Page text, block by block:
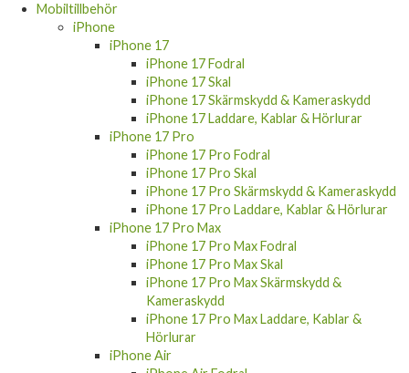
Mobiltillbehör
iPhone
iPhone 17
iPhone 17 Fodral
iPhone 17 Skal
iPhone 17 Skärmskydd & Kameraskydd
iPhone 17 Laddare, Kablar & Hörlurar
iPhone 17 Pro
iPhone 17 Pro Fodral
iPhone 17 Pro Skal
iPhone 17 Pro Skärmskydd & Kameraskydd
iPhone 17 Pro Laddare, Kablar & Hörlurar
iPhone 17 Pro Max
iPhone 17 Pro Max Fodral
iPhone 17 Pro Max Skal
iPhone 17 Pro Max Skärmskydd &
Kameraskydd
iPhone 17 Pro Max Laddare, Kablar &
Hörlurar
iPhone Air